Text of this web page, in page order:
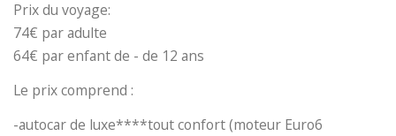
Prix du voyage:
74€ par adulte
64€ par enfant de - de 12 ans
Le prix comprend :
-autocar de luxe****tout confort (moteur Euro6